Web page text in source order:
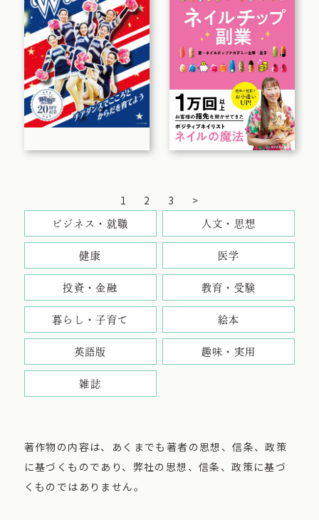
1 2 3 >
ビジネス・就職 人文・思想
健康 医学
投資・金融 教育・受験
暮らし・子育て 絵本
英語版 趣味・実用
雑誌
著作物の内容は、あくまでも著者の思想、信条、政策
に基づくものであり、弊社の思想、信条、政策に基づ
くものではありません。